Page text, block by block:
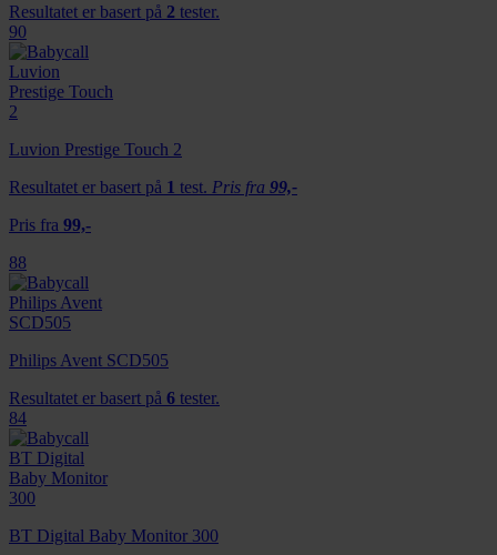
Resultatet er basert på 2 tester.
90
Luvion Prestige Touch 2
Resultatet er basert på 1 test. Pris fra 99,-
Pris fra 99,-
88
Philips Avent SCD505
Resultatet er basert på 6 tester.
84
BT Digital Baby Monitor 300